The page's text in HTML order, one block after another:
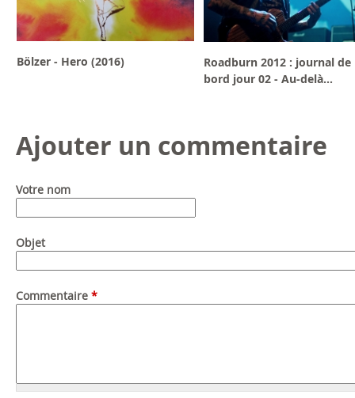
Bölzer - Hero (2016)
Roadburn 2012 : journal de
bord jour 02 - Au-delà...
Ajouter un commentaire
Votre nom
Objet
Commentaire *